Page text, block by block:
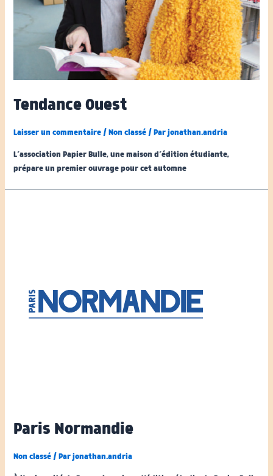
Tendance Ouest
Laisser un commentaire /Non classé / Parjonathan.andria
L’association Papier Bulle, une maison d’édition étudiante,
prépare un premier ouvrage pour cet automne
Paris Normandie
Non classé / Parjonathan.andria